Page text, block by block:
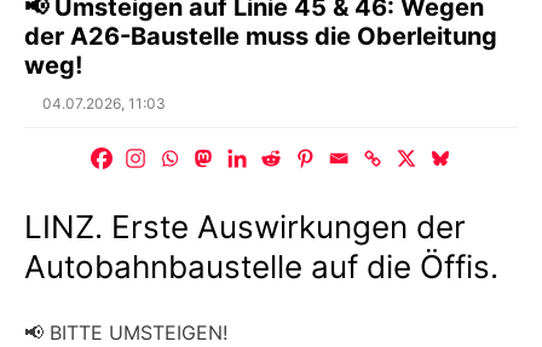
📢 Umsteigen auf Linie 45 & 46: Wegen
der A26-Baustelle muss die Oberleitung
weg!
Posted
04.07.2026, 11:03
LINZ. Erste Auswirkungen der
Autobahnbaustelle auf die Öffis.
📢 BITTE UMSTEIGEN!